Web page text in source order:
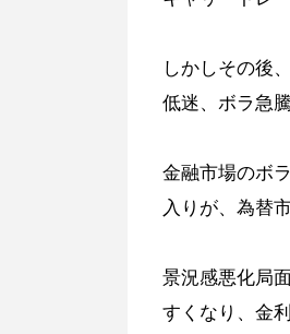
しかしその後
低迷、ボラ急
金融市場のボ
入りが、為替
景況感悪化局
すくなり、金